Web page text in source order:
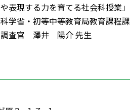
を育てる社会科授業」
等中等教育局教育課程課
陽介 先生